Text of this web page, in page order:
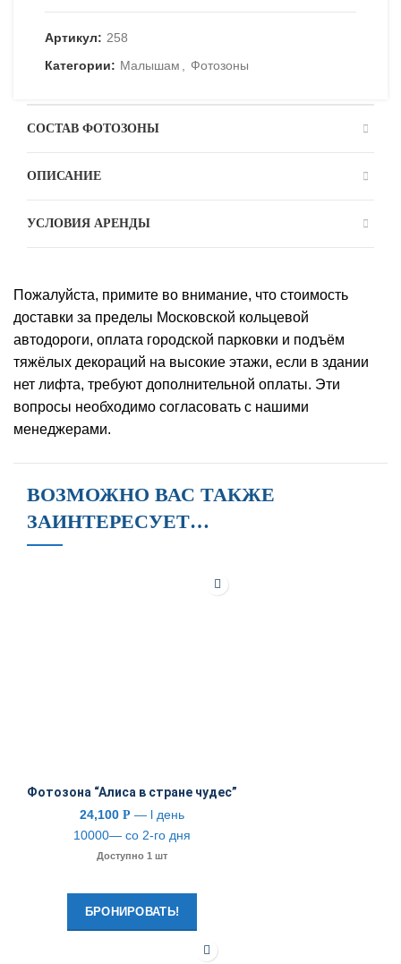
Артикул: 258
Категории: Малышам Фотозоны
СОСТАВ ФОТОЗОНЫ
ОПИСАНИЕ
УСЛОВИЯ АРЕНДЫ
Пожалуйста, примите во внимание, что стоимость
доставки за пределы Московской кольцевой
автодороги, оплата городской парковки и подъём
тяжёлых декораций на высокие этажи, если в здании
нет лифта, требуют дополнительной оплаты. Эти
вопросы необходимо согласовать с нашими
менеджерами.
ВОЗМОЖНО ВАС ТАКЖЕ
ЗАИНТЕРЕСУЕТ…
Фотозона “Алиса в стране чудес”
24,100 Р — l день
10000— со 2-го дня
Доступно 1 шт
БРОНИРОВАТЬ!